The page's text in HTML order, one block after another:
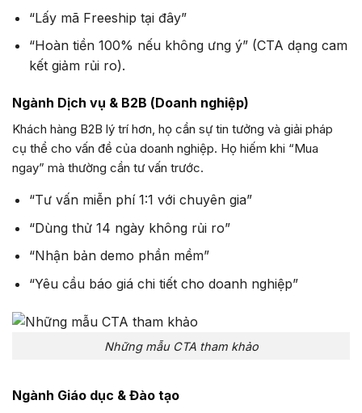
“Lấy mã Freeship tại đây”
“Hoàn tiền 100% nếu không ưng ý” (CTA dạng cam
kết giảm rủi ro).
Ngành Dịch vụ & B2B (Doanh nghiệp)
Khách hàng B2B lý trí hơn, họ cần sự tin tưởng và giải pháp
cụ thể cho vấn đề của doanh nghiệp. Họ hiếm khi “Mua
ngay” mà thường cần tư vấn trước.
“Tư vấn miễn phí 1:1 với chuyên gia”
“Dùng thử 14 ngày không rủi ro”
“Nhận bản demo phần mềm”
“Yêu cầu báo giá chi tiết cho doanh nghiệp”
Những mẫu CTA tham khảo
Ngành Giáo dục & Đào tạo